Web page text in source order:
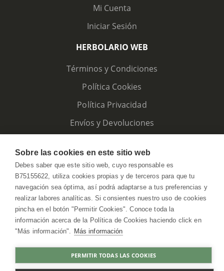
Mi Cuenta
Iniciar Sesión
HERBOLARIO WEB
Términos y Condiciones
Política Cookies
Política Privacidad
Envíos y Devoluciones
HerbolarioWeb © 2026. All Rights Reserved
Sobre las cookies en este sitio web
Debes saber que este sitio web, cuyo responsable es
B75155622, utiliza cookies propias y de terceros para que tu
navegación sea óptima, así podrá adaptarse a tus preferencias y
realizar labores analíticas. Si consientes nuestro uso de cookies
pincha en el botón "Permitir Cookies". Conoce toda la
información acerca de la Política de Cookies haciendo click en
"Más información". Más información
PERMITIR TODAS LAS COOKIES